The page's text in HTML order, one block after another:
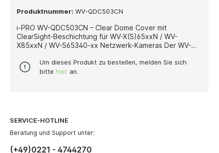
Produktnummer: WV-QDC503CN
i-PRO WV-QDC503CN – Clear Dome Cover mit
ClearSight-Beschichtung für WV-X(S)65xxN / WV-
X85xxN / WV-S65340-xx Netzwerk-Kameras Der WV-
integrierter ClearSight-Beschichtung, das speziell für die
Netzwerk-Kameraserien WV-X(S)65xxN, WV-X85xxN
Dank der ClearSight-Beschichtung werden störende
Effekte durch Wasser, Schmutz oder Kondensate auf der
eine konstant hohe Bildqualität ohne Beeinträchtigungen
Um dieses Produkt zu bestellen, melden Sie sich
bitte hier an.
SERVICE-HOTLINE
Beratung und Support unter:
(+49)0221 - 4744270